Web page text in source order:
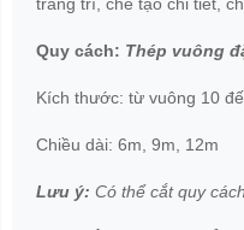
Quy cách: Thép vuông
Kích thước: từ vuông 10
Chiều dài: 6m, 9m, 12m
Lưu ý: Có thể cắt quy